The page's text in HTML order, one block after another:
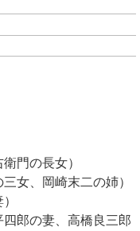
門の長女）
女、岡崎末二の姉）
の妻、高橋良三郎